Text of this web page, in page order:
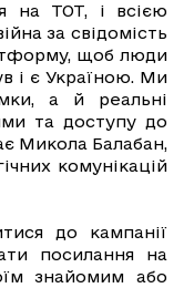
на ТОТ, і всією
за свідомість
щоб люди
і є Україною. Ми
а й реальні
та доступу до
Микола Балабан,
комунікацій
до кампанії
посилання на
знайомим або